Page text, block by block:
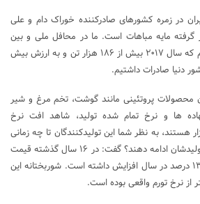
در زمره کشورهای صادرکننده خوراک دام و علی
گرفته مایه مباهات است. ما در محافل ملی و بین
المللی با افتخار اعلام می‌کنیم که سال ٢٠١٧ بیش از ١٨۶ هزار تن و به ارزش بیش
محصولات پروتئینی مانند گوشت، تخم مرغ و شیر
ها و نرخ تمام شده تولید، شاهد افت نرخ
هستند، به نظر شما این تولیدکنندگان تا چه زمانی
می توانند سرپا بمانند و به تولیدشان ادامه دهند؟ گفت: در ١۶ سال گذشته قیمت
مرغ زنده قابل کشتار حدود ١٣ درصد در سال افزایش داشته است. شوربختانه این
از نرخ تورم واقعی بوده است.